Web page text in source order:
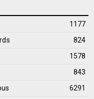
1177
824
1578
843
6291